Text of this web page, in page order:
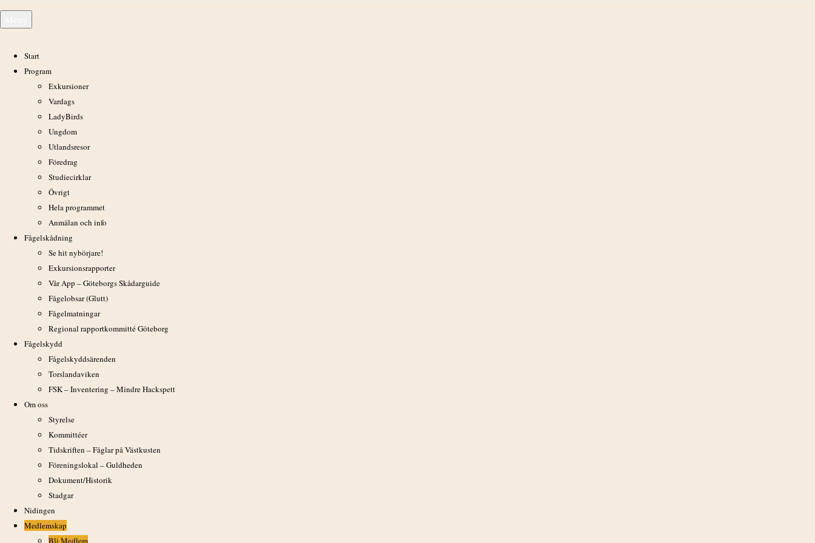
Hoppa
till
Start
Program
Exkursioner
Vardags
LadyBirds
Ungdom
Utlandsresor
Föredrag
Studiecirklar
Övrigt
Hela programmet
Anmälan och info
Fågelskådning
Se hit nybörjare!
Exkursionsrapporter
Vår App – Göteborgs Skådarguide
Fågelobsar (Glutt)
Fågelmatningar
Regional rapportkommitté Göteborg
Fågelskydd
Fågelskyddsärenden
Torslandaviken
FSK – Inventering – Mindre Hackspett
Om oss
Styrelse
Kommittéer
Tidskriften – Fåglar på Västkusten
Föreningslokal – Guldheden
Dokument/Historik
Stadgar
Nidingen
Medlemskap
Bli Medlem
Fågeltornskampen 4 maj
Fågeltornskampen lördag 4 maj, tredje året i Sverige, sedan länge i Finland: Man bemannar fågeltorn med lag som räknar alla fågelarter som hörs och ses, vilka rapporteras. Kan ses som
tävling mellan fågeltornen och också som en landskamp med Finland som startade detta. Göteborgsområdet med omnejd har fågeltorn vid Eriksdal, Hårssjön, Hökälla, Kråkudden,
Svankällan, Svarttjärn, Tjolöholm, Torslandaviken och Ödsmåls kile. Ytterligare uppgifter om dem på www.naturstig.se.
Text: Stig Fredriksson
Bild: Stig Fredriksson
, Tävlingar
Inläggsnavigering